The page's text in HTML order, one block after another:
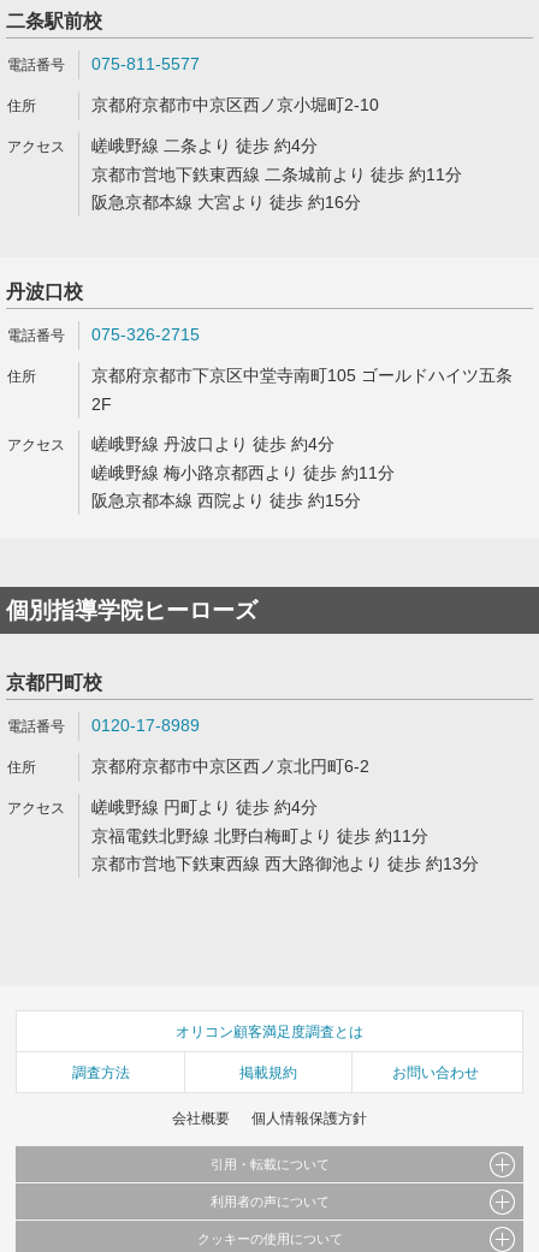
二条駅前校
075-811-5577
京都府京都市中京区西ノ京小堀町2-10
嵯峨野線 二条より 徒歩 約4分
京都市営地下鉄東西線 二条城前より 徒歩 約11分
阪急京都本線 大宮より 徒歩 約16分
丹波口校
075-326-2715
京都府京都市下京区中堂寺南町105 ゴールドハイツ五条
2F
嵯峨野線 丹波口より 徒歩 約4分
嵯峨野線 梅小路京都西より 徒歩 約11分
阪急京都本線 西院より 徒歩 約15分
個別指導学院ヒーローズ
京都円町校
0120-17-8989
京都府京都市中京区西ノ京北円町6-2
嵯峨野線 円町より 徒歩 約4分
京福電鉄北野線 北野白梅町より 徒歩 約11分
京都市営地下鉄東西線 西大路御池より 徒歩 約13分
オリコン顧客満足度調査とは
調査方法 掲載規約 お問い合わせ
会社概要 個人情報保護方針
引用・転載について
当サイトで公開されている情報（文字、写真、イラスト、画像データ等）及びこれらの配
これらの情報を権利者の許可なく無断転載・複製などの二次利用を行うことは固く禁じて
利用者の声について
当サイトに掲載している内容はすべてサービスの利用者が提出された見解・感想です。
クッキーの使用について